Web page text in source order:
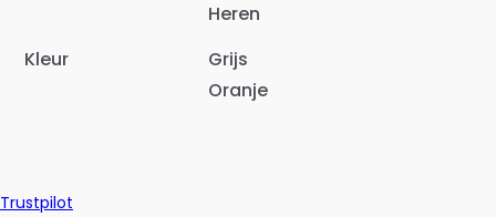
Heren
Kleur
Grijs
Oranje
Trustpilot